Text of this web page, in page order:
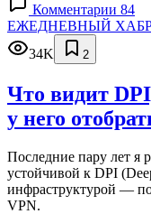
Комментарии 84
ЕЖЕДНЕВНЫЙ ХАБР
34K
2
Что видит
у него
Последние пару лет я
устойчивой к DPI
инфраструктурой — по
VPN.